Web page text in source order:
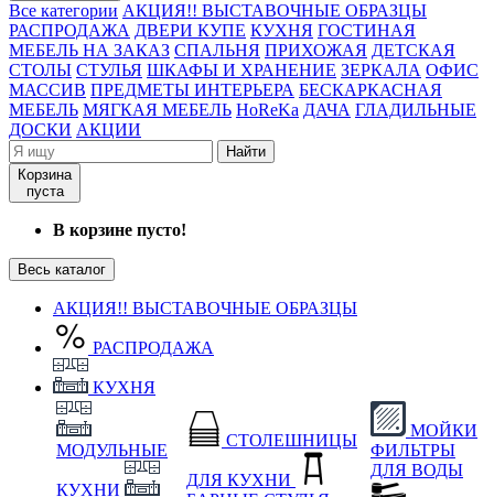
Все категории АКЦИЯ!! ВЫСТАВОЧНЫЕ ОБРАЗЦЫ
РАСПРОДАЖА ДВЕРИ КУПЕ КУХНЯ ГОСТИНАЯ
МЕБЕЛЬ НА ЗАКАЗ СПАЛЬНЯ ПРИХОЖАЯ ДЕТСКАЯ
СТОЛЫ СТУЛЬЯ ШКАФЫ И ХРАНЕНИЕ ЗЕРКАЛА ОФИС
МАССИВ ПРЕДМЕТЫ ИНТЕРЬЕРА БЕСКАРКАСНАЯ
МЕБЕЛЬ МЯГКАЯ МЕБЕЛЬ HoReKa ДАЧА ГЛАДИЛЬНЫЕ
ДОСКИ АКЦИИ
Найти
Корзина
пуста
В корзине пусто!
Весь каталог
АКЦИЯ!! ВЫСТАВОЧНЫЕ ОБРАЗЦЫ
РАСПРОДАЖА
КУХНЯ
МОДУЛЬНЫЕ
КУХНИ
СТОЛЕШНИЦЫ
ДЛЯ КУХНИ
МОЙКИ
ФИЛЬТРЫ
ДЛЯ ВОДЫ